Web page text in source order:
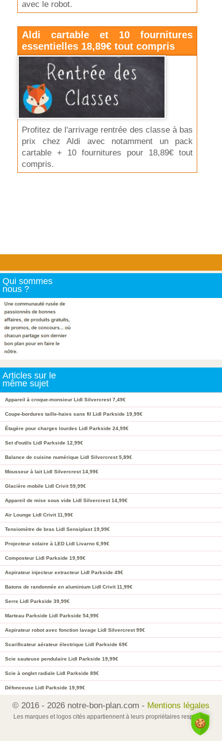
avec le robot.
Aldi cartable et 10 fournitures
essentielles 18,89€ tout compris
Profitez de l'arrivage rentrée des classe à bas
prix chez Aldi avec notamment un pack
cartable + 10 fournitures pour 18,89€ tout
compris.
Qui sommes
nous ?
Articles sur le
même sujet
Appareil à croque-monsieur Lidl Silvercrest 7,49€
Coupe-bordures taille-haies sans fil Lidl Parkside 19,99€
Étagère pour charges lourdes Lidl Parkside 24,99€
Set d'outils Lidl Parkside 12,99€
Balance de cuisine numérique Lidl Silvercrest 5,89€
Mousseur à lait Lidl Silvercrest 14,99€
Glacière mobile Lidl Crivit 59,99€
Appareil de mise sous vide Lidl Silvercrest 14,99€
Air Lounge Lidl Crivit 11,99€
Tensiomètre de bras Lidl Sensiplast 19,99€
Projecteur solaire à LED Lidl Livarno 6,99€
Composteur Lidl Parkside 19,99€
Aspirateur injecteur extracteur Lidl Parkside 49€
Batons de randonnée en aluminium Lidl Crivit 11,99€
Serre Lidl Parkside 39,99€
Marteau Parkside Lidl Parkside 54,99€
Aspirateur robot avec fonction lavage Lidl Silvercrest 99€
Scarificateur aérateur électrique Lidl Parkside 69€
Scie sauteuse pendulaire Lidl Parkside 19,99€
Scie à onglet radiale Lidl Parkside 89€
Défonceuse Lidl Parkside 19,99€
© 2016 - 2026 notre-bon-plan.com - Mentions légales
Les marques et logos cités appartiennent à leurs propriétaires respectifs.